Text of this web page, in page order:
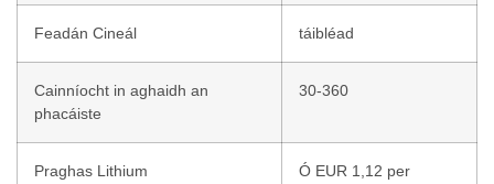
Feadán Cineál táibléad
Cainníocht in aghaidh an
phacáiste
30-360
Praghas Lithium
Ó EUR 1,12 per